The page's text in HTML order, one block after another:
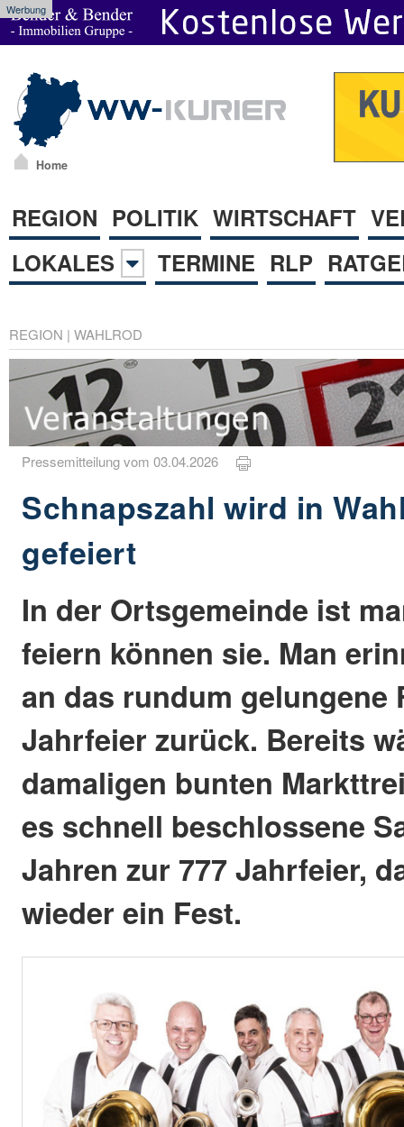
Werbung
Home
REGION POLITIK WIRTSCHAFT
LOKALES
TERMINE RLP
REGION | WAHLROD
Pressemitteilung vom 03.04.2026
Schnapszahl wird in
gefeiert
In der Ortsgemeinde ist
feiern können sie. Man
an das rundum gelungene
Jahrfeier zurück. Bereits
damaligen bunten
es schnell beschlossene
Jahren zur 777 Jahrfeier,
wieder ein Fest.